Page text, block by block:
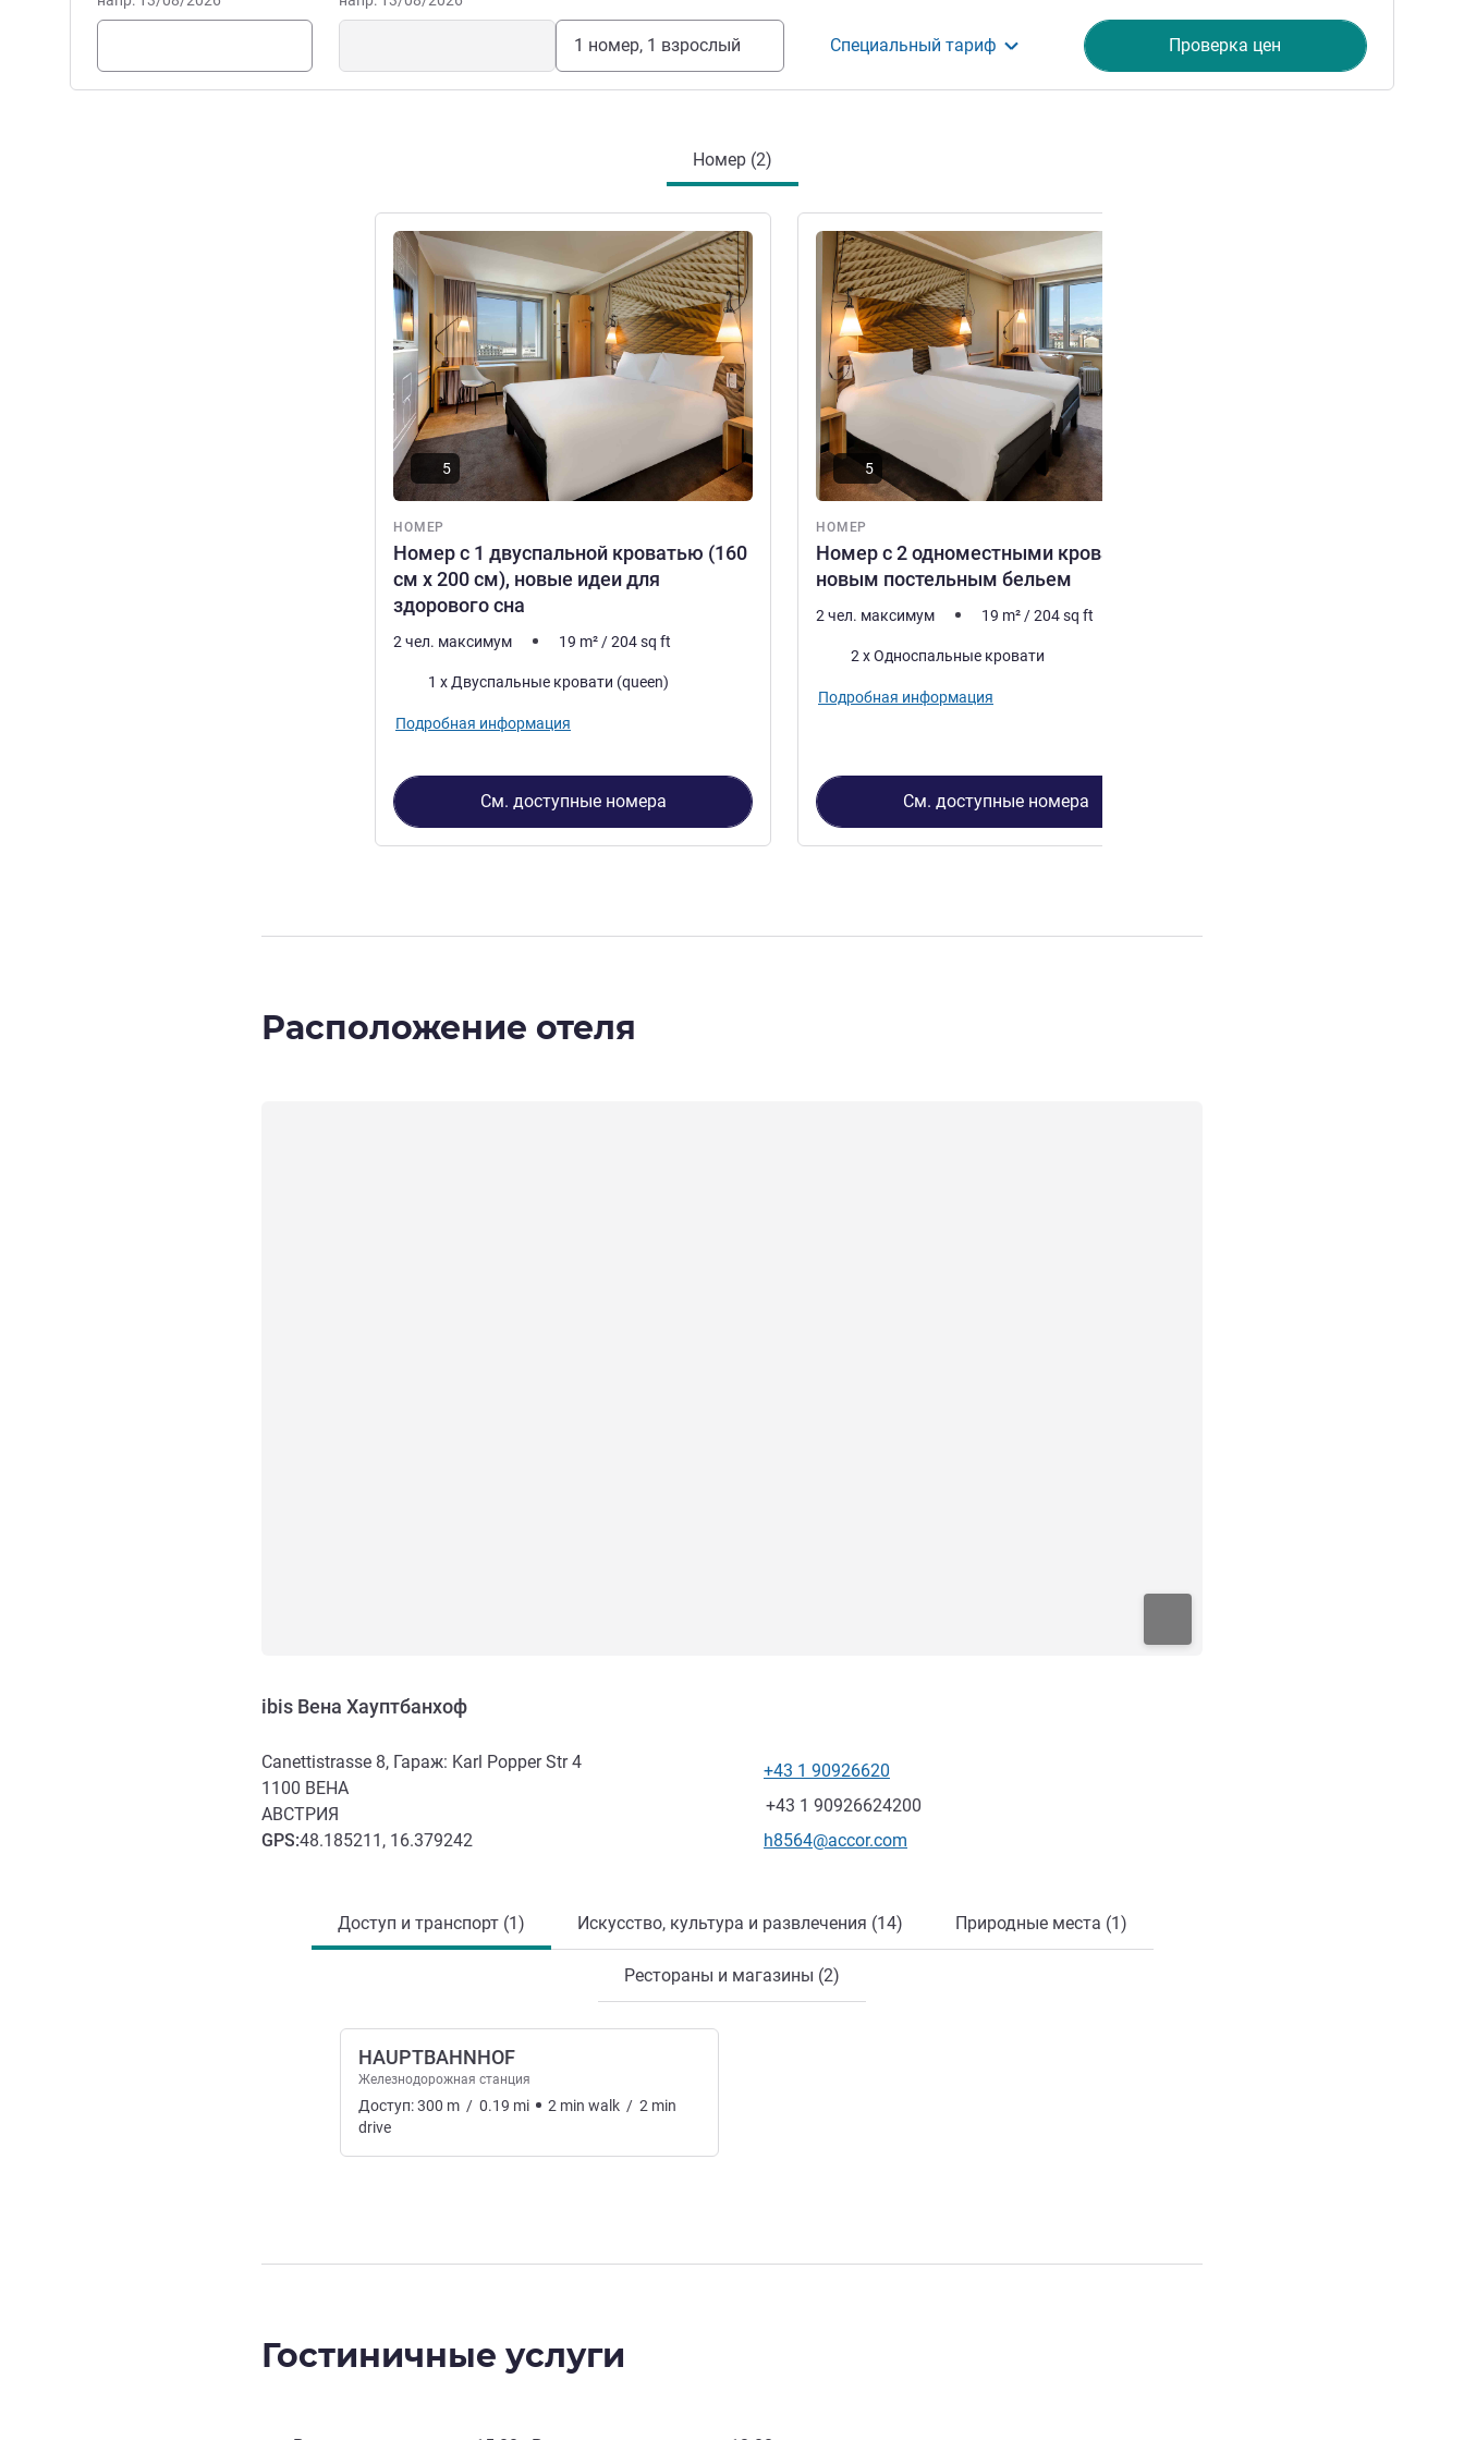
в нашем отеле вас ждут комфортабельные номера,
круглосуточные закуски и напитки, и вы сможете легко
1 номер, 1 взрослый Специальный тариф Проверка цен
Номер (2)
НОМЕР
Номер с 1 двуспальной кроватью (160
см х 200 см), новые идеи для
здорового сна
Подробная информация
5
2 чел. максимум 19 m² /204sq ft
Постель1 x Двуспальные кровати (queen)
Подробная информация
См. доступные номера
НОМЕР
Номер с 2 одноместными кроватями и
новым постельным бельем
Подробная информация
5
2 чел. максимум 19 m² /204sq ft
Постель2 x Односпальные кровати
Подробная информация
См. доступные номера
Расположение отеля
ibis Вена Хауптбанхоф
Canettistrasse 8, Гараж: Karl Popper Str 4
1100 ВЕНА
АВСТРИЯ
GPS:48.185211, 16.379242
Телефон
+43 1 90926620
Факс
+43 1 90926624200
Контактный адрес электронной почты
h8564@accor.com
Доступ и транспорт (1) Искусство, культура и развлечения (14) Природные места (1)
Рестораны и магазины (2)
HAUPTBAHNHOF
Железнодорожная станция
Доступ:300 m / 0.19 mi 2 min walk / 2 min
drive
Гостиничные услуги